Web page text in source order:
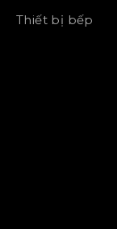
Thiết bị bếp